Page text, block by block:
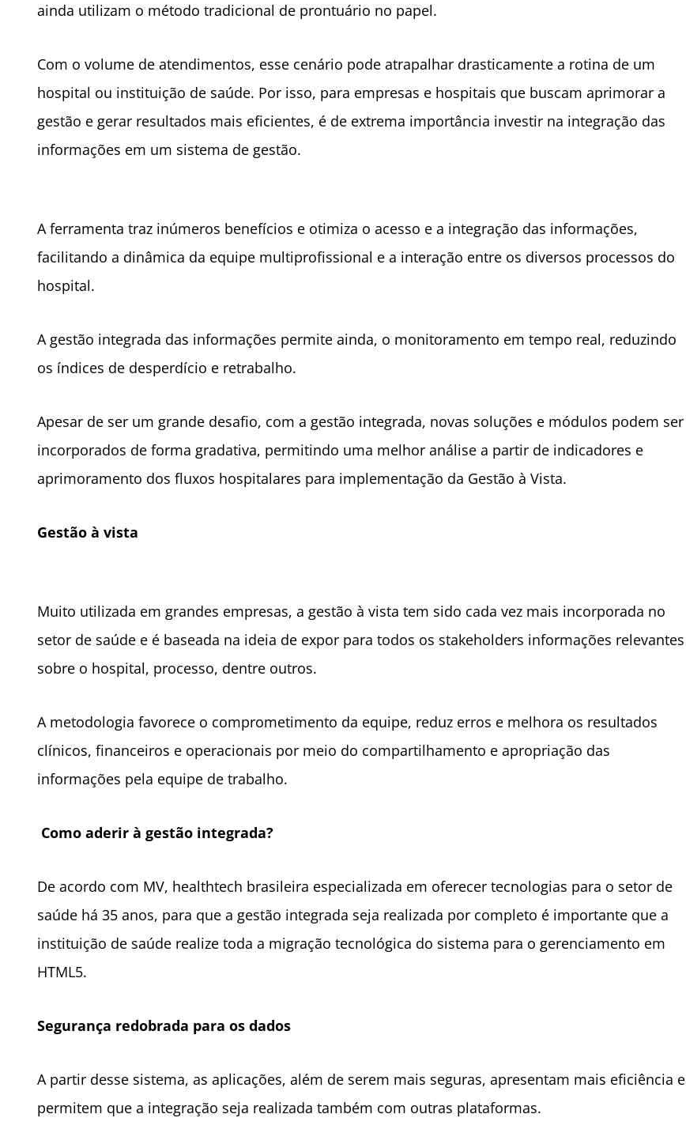
ainda utilizam o método tradicional de prontuário no papel.
Com o volume de atendimentos, esse cenário pode atrapalhar drasticamente a rotina de um
hospital ou instituição de saúde. Por isso, para empresas e hospitais que buscam aprimorar a
gestão e gerar resultados mais eficientes, é de extrema importância investir na integração das
informações em um sistema de gestão.
A ferramenta traz inúmeros benefícios e otimiza o acesso e a integração das informações,
facilitando a dinâmica da equipe multiprofissional e a interação entre os diversos processos do
hospital.
A gestão integrada das informações permite ainda, o monitoramento em tempo real, reduzindo
os índices de desperdício e retrabalho.
Apesar de ser um grande desafio, com a gestão integrada, novas soluções e módulos podem ser
incorporados de forma gradativa, permitindo uma melhor análise a partir de indicadores e
aprimoramento dos fluxos hospitalares para implementação da Gestão à Vista.
Gestão à vista
Muito utilizada em grandes empresas, a gestão à vista tem sido cada vez mais incorporada no
setor de saúde e é baseada na ideia de expor para todos os stakeholders informações relevantes
sobre o hospital, processo, dentre outros.
A metodologia favorece o comprometimento da equipe, reduz erros e melhora os resultados
clínicos, financeiros e operacionais por meio do compartilhamento e apropriação das
informações pela equipe de trabalho.
Como aderir à gestão integrada?
De acordo com MV, healthtech brasileira especializada em oferecer tecnologias para o setor de
saúde há 35 anos, para que a gestão integrada seja realizada por completo é importante que a
instituição de saúde realize toda a migração tecnológica do sistema para o gerenciamento em
HTML5.
Segurança redobrada para os dados
A partir desse sistema, as aplicações, além de serem mais seguras, apresentam mais eficiência e
permitem que a integração seja realizada também com outras plataformas.